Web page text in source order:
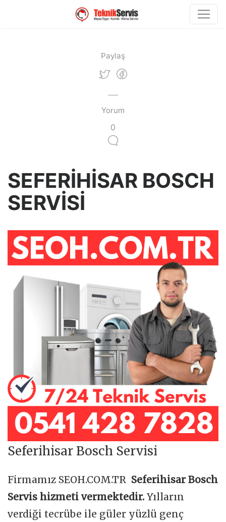
Paylaş
Yorum
0
SEFERİHİSAR BOSCH
SERVİSİ
Seferihisar Bosch Servisi
Firmamız SEOH.COM.TR Seferihisar Bosch
Servis hizmeti vermektedir. Yılların
verdiği tecrübe ile güler yüzlü genç